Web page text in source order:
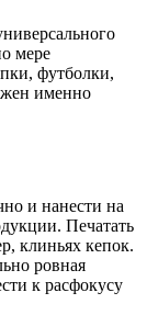
мере
футболки,
именно
и нанести на
Печатать
клиньях кепок.
ровная
к расфокусу